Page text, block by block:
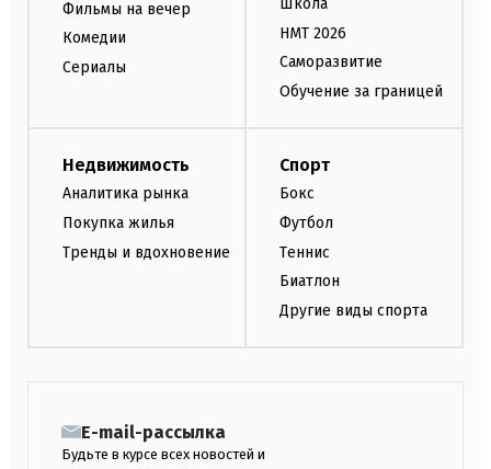
Фильмы на вечер
Комедии
Сериалы
НМТ 2026
Саморазвитие
Обучение за границей
Недвижимость
Аналитика рынка
Покупка жилья
Тренды и вдохновение
Спорт
Бокс
Футбол
Теннис
Биатлон
Другие виды спорта
E-mail-рассылка
Будьте в курсе всех новостей и